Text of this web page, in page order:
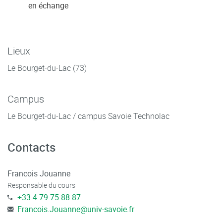
en échange
Lieux
Le Bourget-du-Lac (73)
Campus
Le Bourget-du-Lac / campus Savoie Technolac
Contacts
Francois Jouanne
Responsable du cours
+33 4 79 75 88 87
Francois.Jouanne@univ-savoie.fr